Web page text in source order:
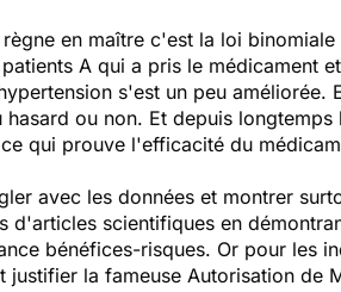
en maître c'est la loi
A qui a pris le médicament
s'est un peu améliorée.
ou non. Et depuis
qui prouve l'efficacité du
avec les données et montrer
d'articles scientifiques en
bénéfices-risques. Or pour les
la fameuse Autorisation de